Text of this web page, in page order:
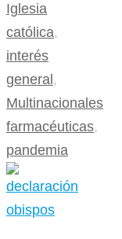
Iglesia
católica,
interés
general ,
Multinacionales
farmacéuticas,
pandemia